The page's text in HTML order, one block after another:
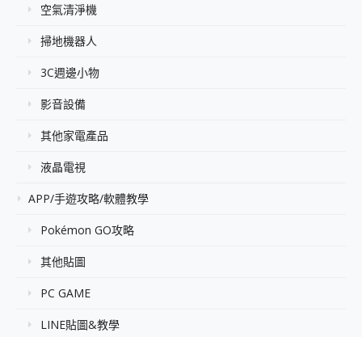
空氣清淨機
掃地機器人
3C週邊小物
影音設備
其他家電產品
液晶電視
APP/手遊攻略/軟體教學
Pokémon GO攻略
其他貼圖
PC GAME
LINE貼圖&教學